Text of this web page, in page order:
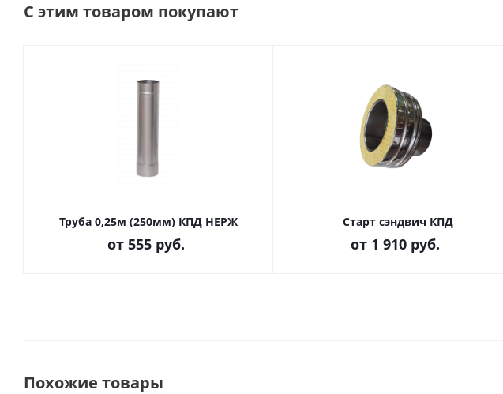
С этим товаром покупают
Труба 0,25м (250мм) КПД НЕРЖ
от 555 руб.
Старт сэндвич КПД
от 1 910 руб.
Похожие товары